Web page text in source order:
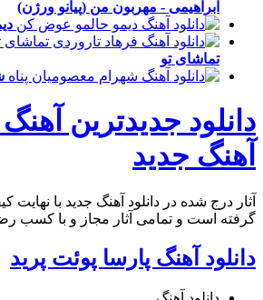
ابراهیمی - مهربون من (پیانو ورژن)
تماشای تو
دانلود جدیدترین آهنگ
آهنگ جدید
آثار درج شده در دانلود آهنگ جدید با نهایت
گرفته است و تمامی آثار مجاز و با کسب
دانلود آهنگ پارسا پوئت پرید